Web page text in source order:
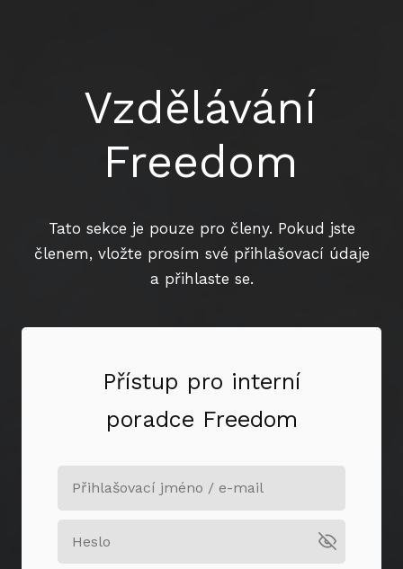
Vzdělávání
Freedom
Tato sekce je pouze pro členy. Pokud jste
členem, vložte prosím své přihlašovací údaje
a přihlaste se.
Přístup pro interní
poradce Freedom